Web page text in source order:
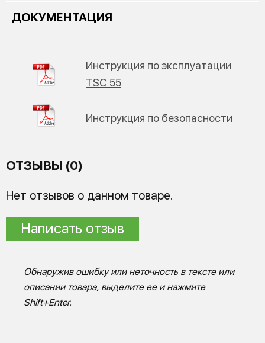
ДОКУМЕНТАЦИЯ
Инструкция по эксплуатации
TSC 55
Инструкция по безопасности
ОТЗЫВЫ (0)
Нет отзывов о данном товаре.
Написать отзыв
Обнаружив ошибку или неточность в тексте или
описании товара, выделите ее и нажмите
Shift+Enter.